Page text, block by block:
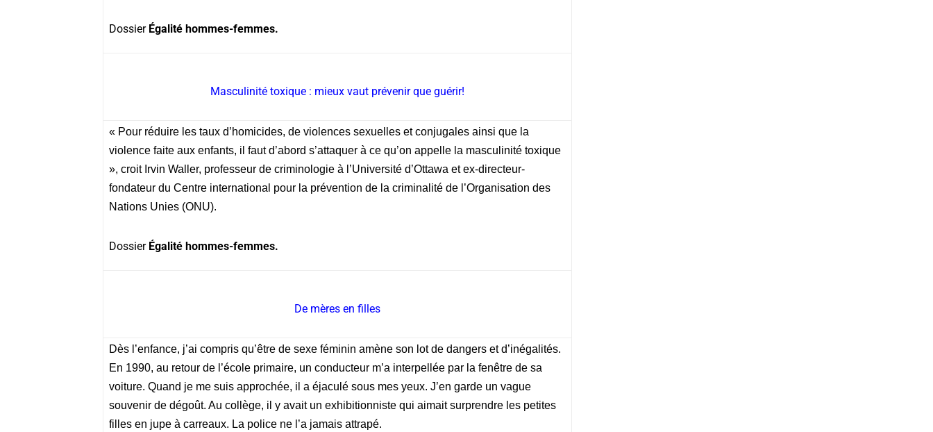
Dossier Égalité hommes-femmes.
Masculinité toxique : mieux vaut prévenir que guérir!
« Pour réduire les taux d’homicides, de violences sexuelles et conjugales ainsi que la
violence faite aux enfants, il faut d’abord s’attaquer à ce qu’on appelle la masculinité toxique
», croit Irvin Waller, professeur de criminologie à l’Université d’Ottawa et ex-directeur-
fondateur du Centre international pour la prévention de la criminalité de l’Organisation des
Nations Unies (ONU).
Dossier Égalité hommes-femmes.
De mères en filles
Dès l’enfance, j’ai compris qu’être de sexe féminin amène son lot de dangers et d’inégalités.
En 1990, au retour de l’école primaire, un conducteur m’a interpellée par la fenêtre de sa
voiture. Quand je me suis approchée, il a éjaculé sous mes yeux. J’en garde un vague
souvenir de dégoût. Au collège, il y avait un exhibitionniste qui aimait surprendre les petites
filles en jupe à carreaux. La police ne l’a jamais attrapé.